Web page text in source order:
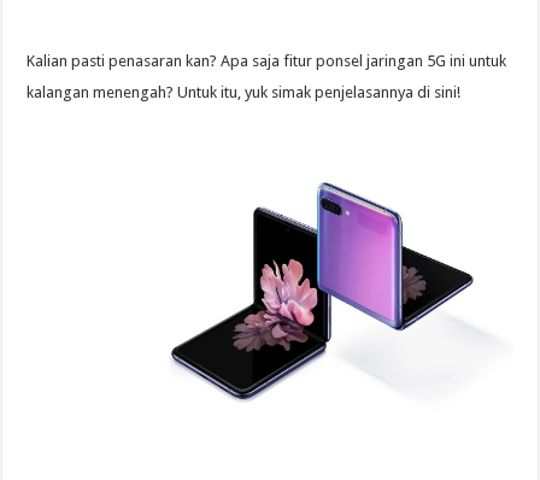
Kalian pasti penasaran kan? Apa saja fitur ponsel jaringan 5G ini untuk
kalangan menengah? Untuk itu, yuk simak penjelasannya di sini!